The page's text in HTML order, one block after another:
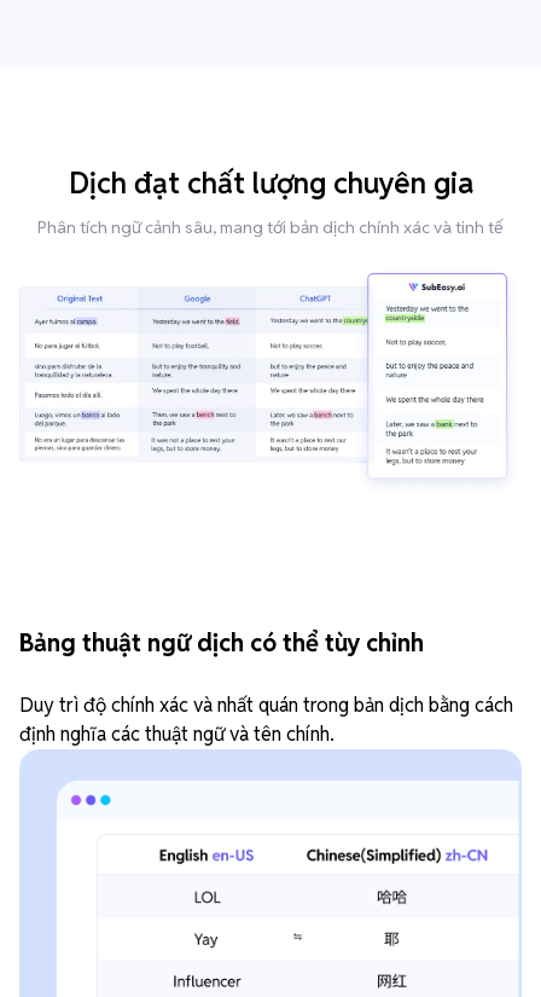
Dịch đạt chất lượng chuyên gia
Phân tích ngữ cảnh sâu, mang tới bản dịch chính xác và tinh tế
Bảng thuật ngữ dịch có thể tùy chỉnh
Duy trì độ chính xác và nhất quán trong bản dịch bằng cách
định nghĩa các thuật ngữ và tên chính.